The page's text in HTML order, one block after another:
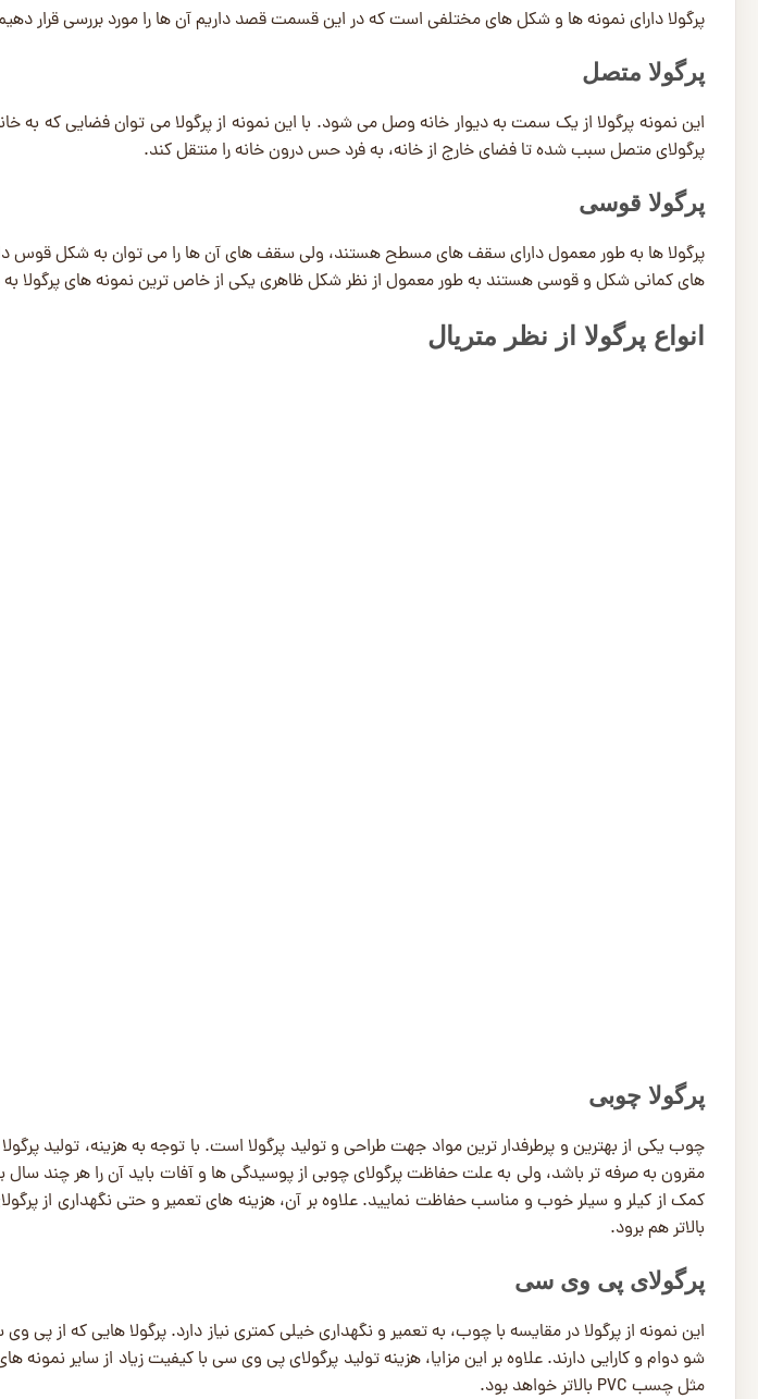
پرگولا دارای نمونه ها و شکل های مختلفی است که در این قسمت قصد داریم آن ها را مورد بررسی قرار
پرگولا متصل
این نمونه پرگولا از یک سمت به دیوار خانه وصل می ‌شود. با این نمونه از پرگولا می‌ توان فضایی که
پرگولای متصل سبب شده تا فضای خارج از خانه، به فرد حس درون خانه را منتقل کند.
پرگولا قوسی
پرگولا ها به طور معمول دارای سقف ‌های مسطح هستند، ولی سقف‌ های آن ها را می ‌توان به شکل قوس
‌های کمانی شکل و قوسی هستند به طور معمول از نظر شکل ظاهری یکی از خاص‌ ترین نمونه های پرگولا
انواع پرگولا از نظر متریال
پرگولا چوبی
چوب یکی از بهترین و پرطرفدار ترین مواد جهت طراحی و تولید پرگولا است. با توجه به هزینه، تولید
مقرون به صرفه ‌تر باشد، ولی به علت حفاظت پرگولای چوبی از پوسیدگی‌ ها و آفات باید آن را هر چند سال
کمک از کیلر و سیلر خوب و مناسب حفاظت نمایید. علاوه بر آن، هزینه ‌های تعمیر و حتی نگهداری از
بالاتر هم برود.
پرگولای پی وی سی
این نمونه از پرگولا در مقایسه با چوب، به تعمیر و نگهداری خیلی کمتری نیاز دارد. پرگولا هایی که از
شو دوام و کارایی دارند. علاوه بر این مزایا، هزینه تولید پرگولای پی وی سی با کیفیت زیاد از سایر نمونه
مثل چسب PVC بالاتر خواهد بود.